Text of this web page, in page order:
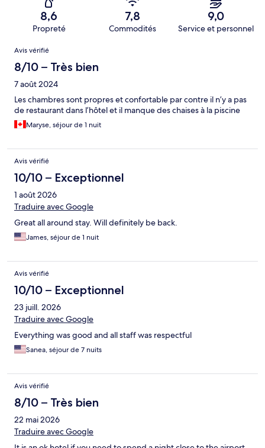
8,6
Propreté
7,8
Commodités
9,0
Service et personnel
Avis
Avis vérifié
8/10 – Très bien
7 août 2024
Les chambres sont propres et confortable par contre il n’y a pas
de restaurant dans l’hôtel et il manque des chaises à la piscine
Maryse, séjour de 1 nuit
Avis vérifié
10/10 – Exceptionnel
1 août 2026
Traduire avec Google
Great all around stay. Will definitely be back.
James, séjour de 1 nuit
Avis vérifié
10/10 – Exceptionnel
23 juill. 2026
Traduire avec Google
Everything was good and all staff was respectful
Sanea, séjour de 7 nuits
Avis vérifié
8/10 – Très bien
22 mai 2026
Traduire avec Google